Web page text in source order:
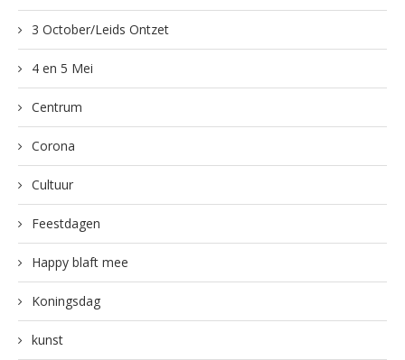
3 October/Leids Ontzet
4 en 5 Mei
Centrum
Corona
Cultuur
Feestdagen
Happy blaft mee
Koningsdag
kunst